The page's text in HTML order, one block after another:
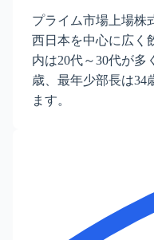
プライム市場上場株
西日本を中心に広く
内は20代～30代が多
歳、最年少部長は34
ます。